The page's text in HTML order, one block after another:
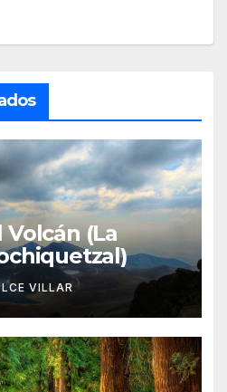
Volcán (La
VILLAR